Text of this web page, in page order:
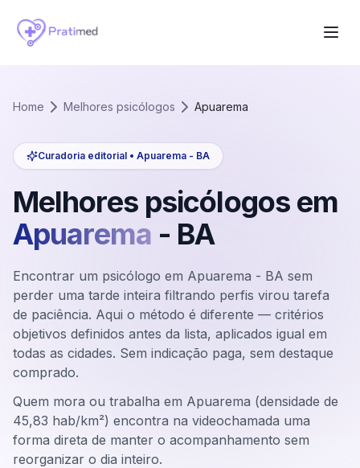
Home Melhores psicólogos Apuarema
Curadoria editorial • Apuarema - BA
Melhores psicólogos em
Apuarema - BA
Encontrar um psicólogo em Apuarema - BA sem
perder uma tarde inteira filtrando perfis virou tarefa
de paciência. Aqui o método é diferente — critérios
objetivos definidos antes da lista, aplicados igual em
todas as cidades. Sem indicação paga, sem destaque
comprado.
Quem mora ou trabalha em Apuarema (densidade de
45,83 hab/km²) encontra na videochamada uma
forma direta de manter o acompanhamento sem
reorganizar o dia inteiro.